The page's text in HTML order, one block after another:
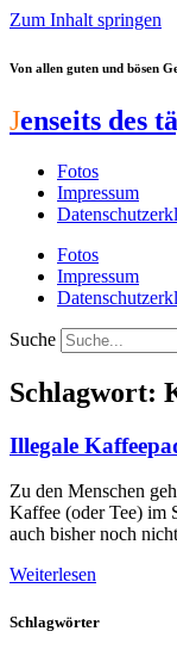
Zum Inhalt springen
Von allen guten und bösen
Jenseits des
Fotos
Impressum
Fotos
Impressum
Suche
Schlagwort:
Illegale
Zu den Menschen
Kaffee (oder Tee) im
auch bisher noch nicht
Weiterlesen
Schlagwörter